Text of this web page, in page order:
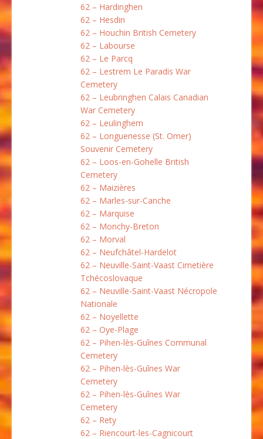
62 – Hardinghen
62 – Hesdin
62 – Houchin British Cemetery
62 – Labourse
62 – Le Parcq
62 – Lestrem Le Paradis War
Cemetery
62 – Leubringhen Calais Canadian
War Cemetery
62 – Leulinghem
62 – Longuenesse (St. Omer)
Souvenir Cemetery
62 – Loos-en-Gohelle British
Cemetery
62 – Maizières
62 – Marles-sur-Canche
62 – Marquise
62 – Monchy-Breton
62 – Morval
62 – Neufchâtel-Hardelot
62 – Neuville-Saint-Vaast Cimetière
Tchécoslovaque
62 – Neuville-Saint-Vaast Nécropole
Nationale
62 – Noyellette
62 – Oye-Plage
62 – Pihen-lès-Guînes Communal
Cemetery
62 – Pihen-lès-Guînes War
Cemetery
62 – Pihen-lès-Guînes War
Cemetery
62 – Rety
62 – Riencourt-les-Cagnicourt